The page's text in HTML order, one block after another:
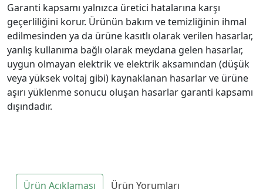
Garanti kapsamı yalnızca üretici hatalarına karşı
geçerliliğini korur. Ürünün bakım ve temizliğinin ihmal
edilmesinden ya da ürüne kasıtlı olarak verilen hasarlar,
yanlış kullanıma bağlı olarak meydana gelen hasarlar,
uygun olmayan elektrik ve elektrik aksamından (düşük
veya yüksek voltaj gibi) kaynaklanan hasarlar ve ürüne
aşırı yüklenme sonucu oluşan hasarlar garanti kapsamı
dışındadır.
Ürün Açıklaması Ürün Yorumları